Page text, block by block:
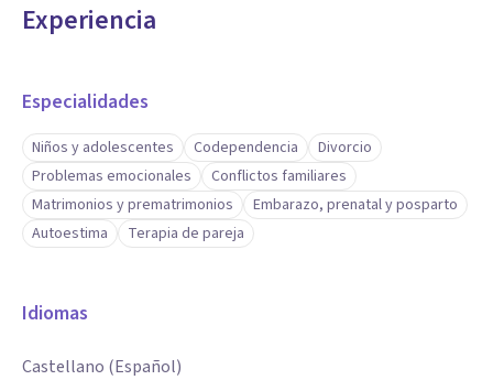
Experiencia
Especialidades
Niños y adolescentes Codependencia
Divorcio
Problemas emocionales
Conflictos familiares
Matrimonios y prematrimonios
Embarazo, prenatal y posparto
Autoestima
Terapia de pareja
Idiomas
Castellano (Español)